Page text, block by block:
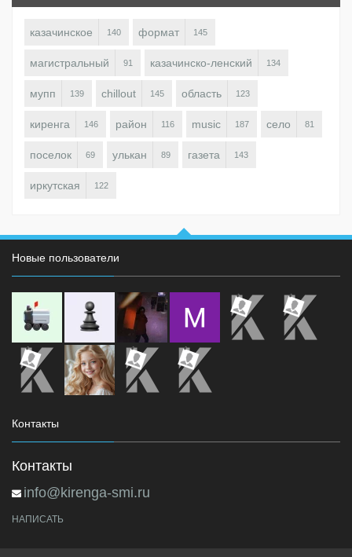
казачинское 140 формат 145
магистральный 91 казачинско-ленский 134
мупп 139 chillout 145 область 123
киренга 146 район 116 music 187 село 81
поселок 69 улькан 89 газета 143
иркутская 122
Новые пользователи
Контакты
Контакты
info@kirenga-smi.ru
НАПИСАТЬ